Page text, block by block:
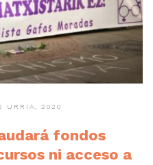
URRIA, 2020
fondos
ni acceso a